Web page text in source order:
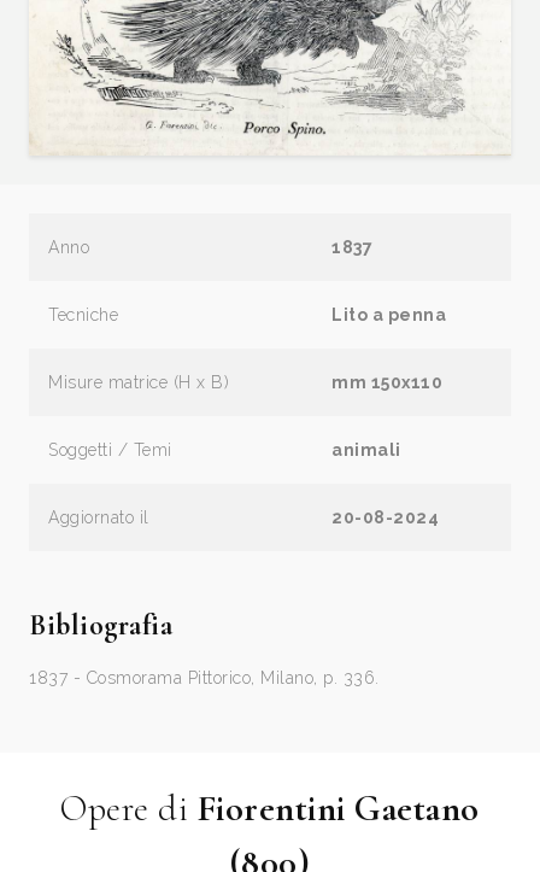
Anno 1837
Tecniche Lito a penna
Misure matrice (H x B) mm 150x110
Soggetti / Temi animali
Aggiornato il 20-08-2024
Bibliografia
1837 - Cosmorama Pittorico, Milano, p. 336.
Opere di Fiorentini Gaetano
(800)